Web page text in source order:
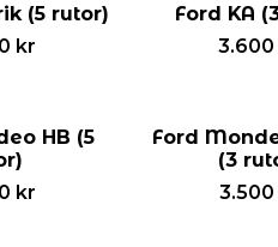
(5 rutor)
kr
Ford KA
3.600
HB (5
kr
Ford
(3
3.500